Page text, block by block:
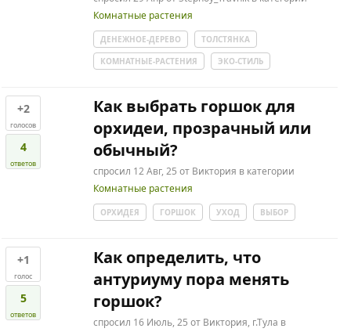
Комнатные растения
ДЕНЕЖНОЕ-ДЕРЕВО
ТОЛСТЯНКА
КОМНАТНЫЕ-РАСТЕНИЯ
ЭКО-СТИЛЬ
+2
голосов
4
ответов
Как выбрать горшок для
орхидеи, прозрачный или
обычный?
спросил 12 Авг, 25 от Виктория в категории
Комнатные растения
ОРХИДЕЯ ГОРШОК УХОД ВЫБОР
+1
голос
5
ответов
Как определить, что
антуриуму пора менять
горшок?
спросил 16 Июль, 25 от Виктория, г.Тула в